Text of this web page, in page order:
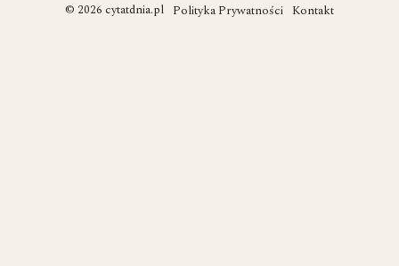
© 2026 cytatdnia.pl Polityka Prywatności Kontakt